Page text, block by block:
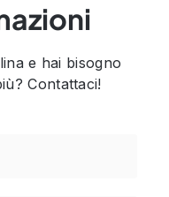
e hai bisogno
Contattaci!